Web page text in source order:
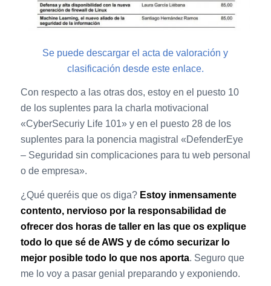
Se puede descargar el acta de valoración y
clasificación desde este enlace.
Con respecto a las otras dos, estoy en el puesto 10
de los suplentes para la charla motivacional
«CyberSecuriy Life 101» y en el puesto 28 de los
suplentes para la ponencia magistral «DefenderEye
– Seguridad sin complicaciones para tu web personal
o de empresa».
¿Qué queréis que os diga? Estoy inmensamente
contento, nervioso por la responsabilidad de
ofrecer dos horas de taller en las que os explique
todo lo que sé de AWS y de cómo securizar lo
mejor posible todo lo que nos aporta. Seguro que
me lo voy a pasar genial preparando y exponiendo.